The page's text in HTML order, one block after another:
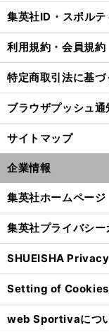
集英社ID・スポル
利用規約・会員規約
特定商取引法に基
ブラウザプッシュ通
サイトマップ
企業情報
集英社ホームページ
集英社プライバシー
SHUEISHA
Setting of Cookies
web Sportivaにつ